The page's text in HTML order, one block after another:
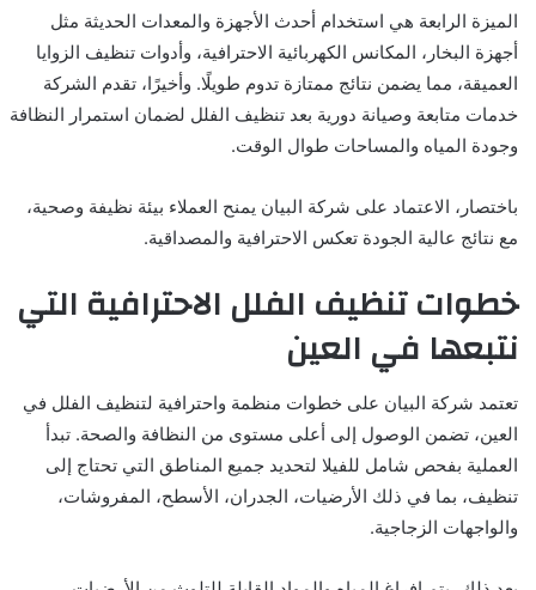
الميزة الرابعة هي استخدام أحدث الأجهزة والمعدات الحديثة مثل
أجهزة البخار، المكانس الكهربائية الاحترافية، وأدوات تنظيف الزوايا
العميقة، مما يضمن نتائج ممتازة تدوم طويلًا. وأخيرًا، تقدم الشركة
خدمات متابعة وصيانة دورية بعد تنظيف الفلل لضمان استمرار النظافة
وجودة المياه والمساحات طوال الوقت.
باختصار، الاعتماد على شركة البيان يمنح العملاء بيئة نظيفة وصحية،
مع نتائج عالية الجودة تعكس الاحترافية والمصداقية.
خطوات تنظيف الفلل الاحترافية التي
نتبعها في العين
تعتمد شركة البيان على خطوات منظمة واحترافية لتنظيف الفلل في
العين، تضمن الوصول إلى أعلى مستوى من النظافة والصحة. تبدأ
العملية بفحص شامل للفيلا لتحديد جميع المناطق التي تحتاج إلى
تنظيف، بما في ذلك الأرضيات، الجدران، الأسطح، المفروشات،
والواجهات الزجاجية.